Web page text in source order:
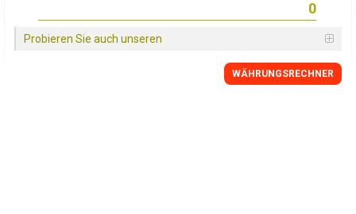
Probieren Sie auch unseren
WÄHRUNGSRECHNER